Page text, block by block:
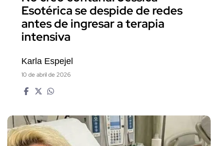
Esotérica se despide de redes
antes de ingresar a terapia
intensiva
Karla Espejel
10 de abril de 2026